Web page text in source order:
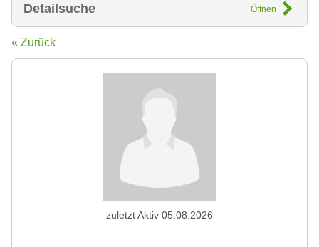
Detailsuche Öffnen
« Zurück
zuletzt Aktiv 05.08.2026